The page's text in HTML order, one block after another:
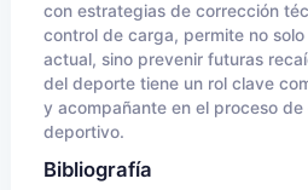
con estrategias de corrección
control de carga, permite no
actual, sino prevenir futuras
del deporte tiene un rol clave
y acompañante en el proceso
deportivo.
Bibliografía